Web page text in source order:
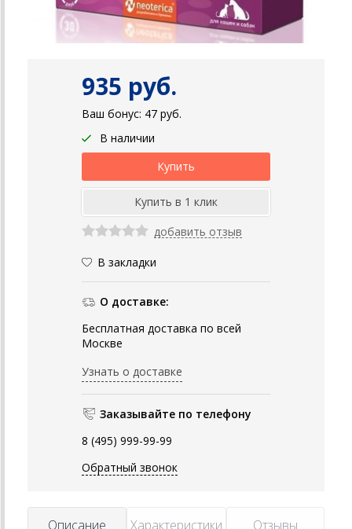
935 руб.
Ваш бонус: 47 руб.
В наличии
добавить отзыв
В закладки
О доставке:
Бесплатная доставка по всей
Москве
Узнать о доставке
Заказывайте по телефону
8 (495) 999-99-99
Обратный звонок
Описание Характеристики Отзывы